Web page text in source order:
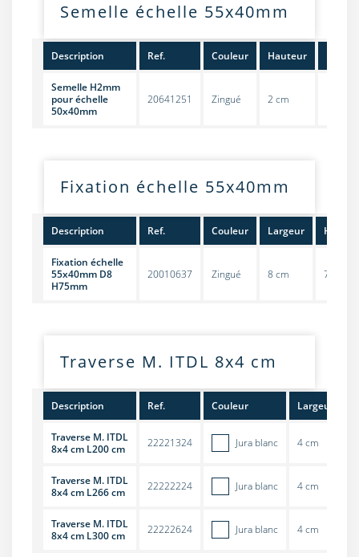
Semelle échelle 55x40mm
Description Ref. Couleur Hauteur
Semelle H2mm
pour échelle
50x40mm
20641251 Zingué 2 cm
Fixation échelle 55x40mm
Description Ref. Couleur Largeur
Fixation échelle
55x40mm D8
H75mm
20010637 Zingué 8 cm 75 cm
Traverse M. ITDL 8x4 cm
Description Ref. Couleur Largeur
Traverse M. ITDL
8x4 cm L200 cm
22221324 Jura blanc 4 cm
Traverse M. ITDL
8x4 cm L266 cm
22222224 Jura blanc 4 cm
Traverse M. ITDL
8x4 cm L300 cm
22222624 Jura blanc 4 cm